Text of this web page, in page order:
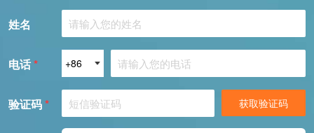
姓名
电话*
验证码* 获取验证码